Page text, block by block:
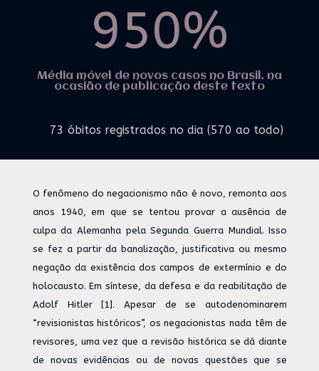
950%
Média móvel de novos casos no Brasil, na
ocasião de publicação deste texto
73 óbitos registrados no dia (570 ao todo)
O fenômeno do negacionismo não é novo, remonta aos
anos 1940, em que se tentou provar a ausência de
culpa da Alemanha pela Segunda Guerra Mundial. Isso
se fez a partir da banalização, justificativa ou mesmo
negação da existência dos campos de extermínio e do
holocausto. Em síntese, da defesa e da reabilitação de
Adolf Hitler [1]. Apesar de se autodenominarem
“revisionistas históricos”, os negacionistas nada têm de
revisores, uma vez que a revisão histórica se dá diante
de novas evidências ou de novas questões que se